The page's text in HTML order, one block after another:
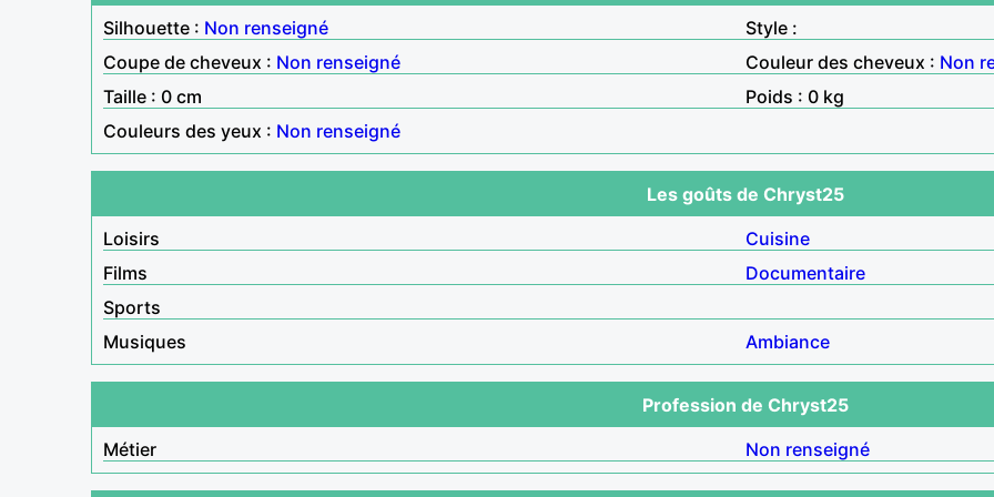
Silhouette : Non renseigné
Style :
Coupe de cheveux : Non renseigné Couleur des cheveux : Non
Taille : 0 cm
Poids : 0 kg
Couleurs des yeux : Non renseigné
Les goûts de Chryst25
Loisirs
Cuisine
Films
Documentaire
Sports
Musiques
Ambiance
Profession de Chryst25
Métier
Non renseigné